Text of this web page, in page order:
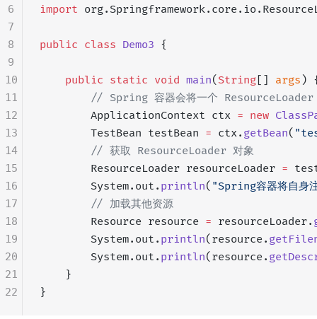
import
public class Demo3 {
    public
static void main( String [] args )
// Spring 容器会将一个 ResourceLoader
        ApplicationContext ctx
= new
        TestBean testBean
= ctx. getBean(
        // 获取 ResourceLoader 对象
        ResourceLoader resourceLoader
=
        System.out.
println( "Spring容器将自身
        // 加载其他资源
        Resource resource
= resourceLoader.
        System.out.
println(resource.
        System.out.
println(resource.
    }
}
6
7
8
9
10
11
12
13
14
15
16
17
18
19
20
21
22